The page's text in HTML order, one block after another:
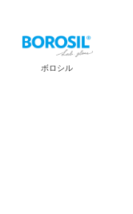
ボロシル